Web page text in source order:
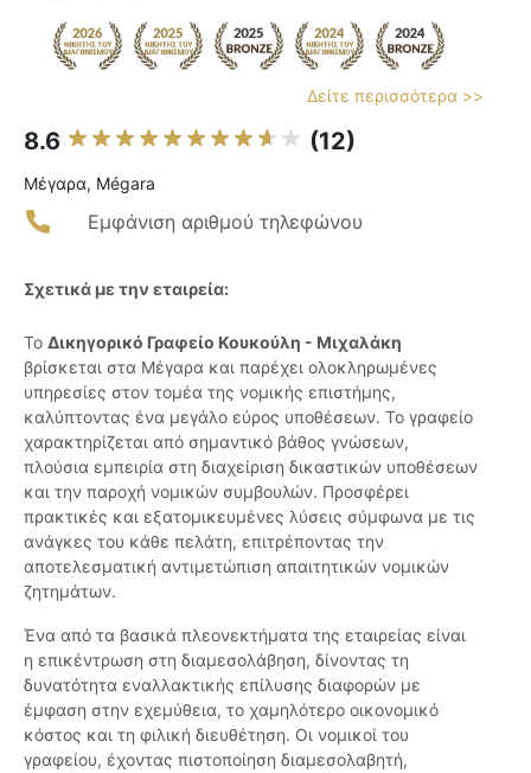
Δείτε περισσότερα >>
8.6 (12)
Μέγαρα, Mégara
Εμφάνιση αριθμού τηλεφώνου
Σχετικά με την εταιρεία:
Το Δικηγορικό Γραφείο Κουκούλη - Μιχαλάκη
βρίσκεται στα Μέγαρα και παρέχει ολοκληρωμένες
υπηρεσίες στον τομέα της νομικής επιστήμης,
καλύπτοντας ένα μεγάλο εύρος υποθέσεων. Το γραφείο
χαρακτηρίζεται από σημαντικό βάθος γνώσεων,
πλούσια εμπειρία στη διαχείριση δικαστικών υποθέσεων
και την παροχή νομικών συμβουλών. Προσφέρει
πρακτικές και εξατομικευμένες λύσεις σύμφωνα με τις
ανάγκες του κάθε πελάτη, επιτρέποντας την
αποτελεσματική αντιμετώπιση απαιτητικών νομικών
ζητημάτων.
Ένα από τα βασικά πλεονεκτήματα της εταιρείας είναι
η επικέντρωση στη διαμεσολάβηση, δίνοντας τη
δυνατότητα εναλλακτικής επίλυσης διαφορών με
έμφαση στην εχεμύθεια, το χαμηλότερο οικονομικό
κόστος και τη φιλική διευθέτηση. Οι νομικοί του
γραφείου, έχοντας πιστοποίηση διαμεσολαβητή,